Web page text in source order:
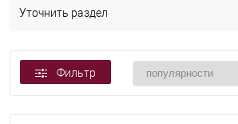
Уточнить раздел
Фильтр